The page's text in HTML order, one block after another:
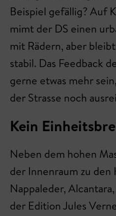
Beispiel gefällig? Auf
mimt der DS einen
mit Rädern, aber
stabil. Das Feedback
gerne etwas mehr
der Strasse noch
Kein
Neben dem hohen
der Innenraum zu den
Nappaleder,
der Edition Jules